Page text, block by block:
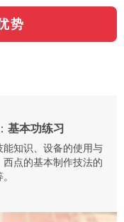
势
基本功练习
能知识、设备的使用与
西点的基本制作技法的